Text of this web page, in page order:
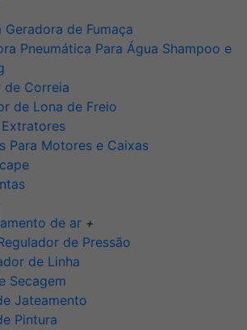
Geradora de Fumaça
Pneumática Para Água Shampoo e
de Correia
de Lona de Freio
Para Motores e Caixas
de ar +
de Pressão
de Linha
Secagem
Jateamento
Pintura